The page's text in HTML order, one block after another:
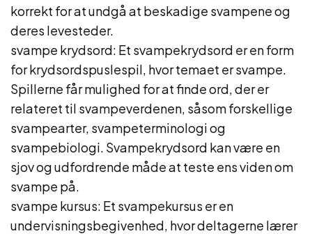
korrekt for at undgå at beskadige svampene og
deres levesteder.
svampe krydsord: Et svampekrydsord er en form
for krydsordspuslespil, hvor temaet er svampe.
Spillerne får mulighed for at finde ord, der er
relateret til svampeverdenen, såsom forskellige
svampearter, svampeterminologi og
svampebiologi. Svampekrydsord kan være en
sjov og udfordrende måde at teste ens viden om
svampe på.
svampe kursus: Et svampekursus er en
undervisningsbegivenhed, hvor deltagerne lærer